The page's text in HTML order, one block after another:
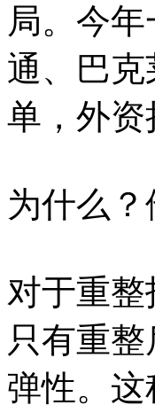
局。今
通、巴
单，外资
为什么
对于重
只有重
弹性。